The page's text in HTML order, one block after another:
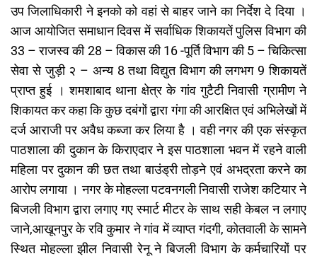
उप जिलाधिकारी ने इनको को वहां से बाहर जाने का निर्देश दे दिया ।
आज आयोजित समाधान दिवस में सर्वाधिक शिकायतें पुलिस विभाग की
33 – राजस्व की 28 – विकास की 16 -पूर्ति विभाग की 5 – चिकित्सा
सेवा से जुड़ी २ – अन्य 8 तथा विद्युत विभाग की लगभग 9 शिकायतें
प्राप्त हुई । शमशाबाद थाना क्षेत्र के गांव गुटैटी निवासी ग्रामीण ने
शिकायत कर कहा कि कुछ दबंगों द्वारा गंगा की आरक्षित एवं अभिलेखों में
दर्ज आराजी पर अवैध कब्जा कर लिया है । वही नगर की एक संस्कृत
पाठशाला की दुकान के किराएदार ने इस पाठशाला भवन में रहने वाली
महिला पर दुकान की छत तथा बाउंड्री तोड़ने एवं अभद्रता करने का
आरोप लगाया । नगर के मोहल्ला पटवनगली निवासी राजेश कटियार ने
बिजली विभाग द्वारा लगाए गए स्मार्ट मीटर के साथ सही केबल न लगाए
जाने,आखूनपुर के रवि कुमार ने गांव में व्याप्त गंदगी, कोतवाली के सामने
स्थित मोहल्ला झील निवासी रेनू ने बिजली विभाग के कर्मचारियों पर